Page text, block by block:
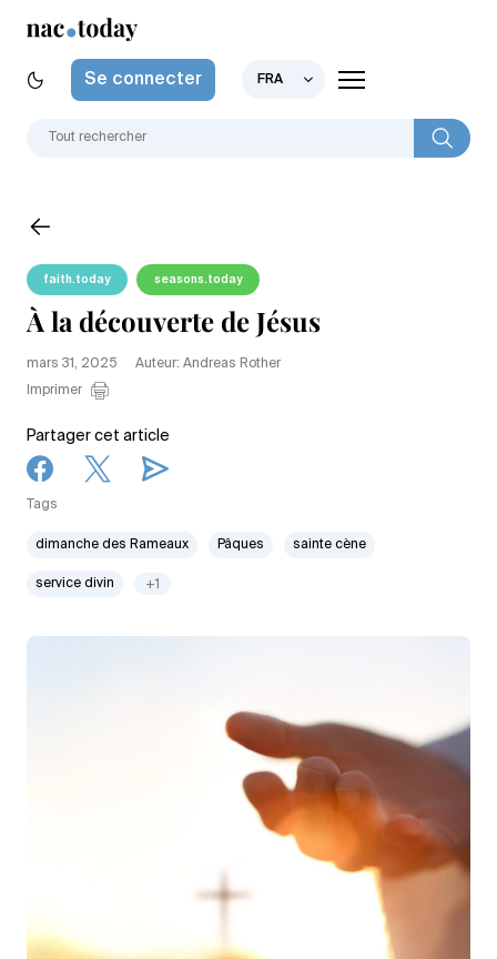
Se connecter FRA
faith.today seasons.today
À la découverte de Jésus
mars 31, 2025
Auteur: Andreas Rother
Imprimer
Partager cet article
Tags
dimanche des Rameaux Pâques sainte cène
service divin +1